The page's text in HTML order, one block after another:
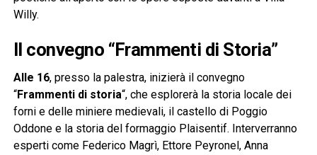
Willy.
Il convegno “Frammenti di Storia”
Alle 16, presso la palestra, inizierà il convegno
“Frammenti di storia“, che esplorerà la storia locale dei
forni e delle miniere medievali, il castello di Poggio
Oddone e la storia del formaggio Plaisentif. Interverranno
esperti come Federico Magrì, Ettore Peyronel, Anna